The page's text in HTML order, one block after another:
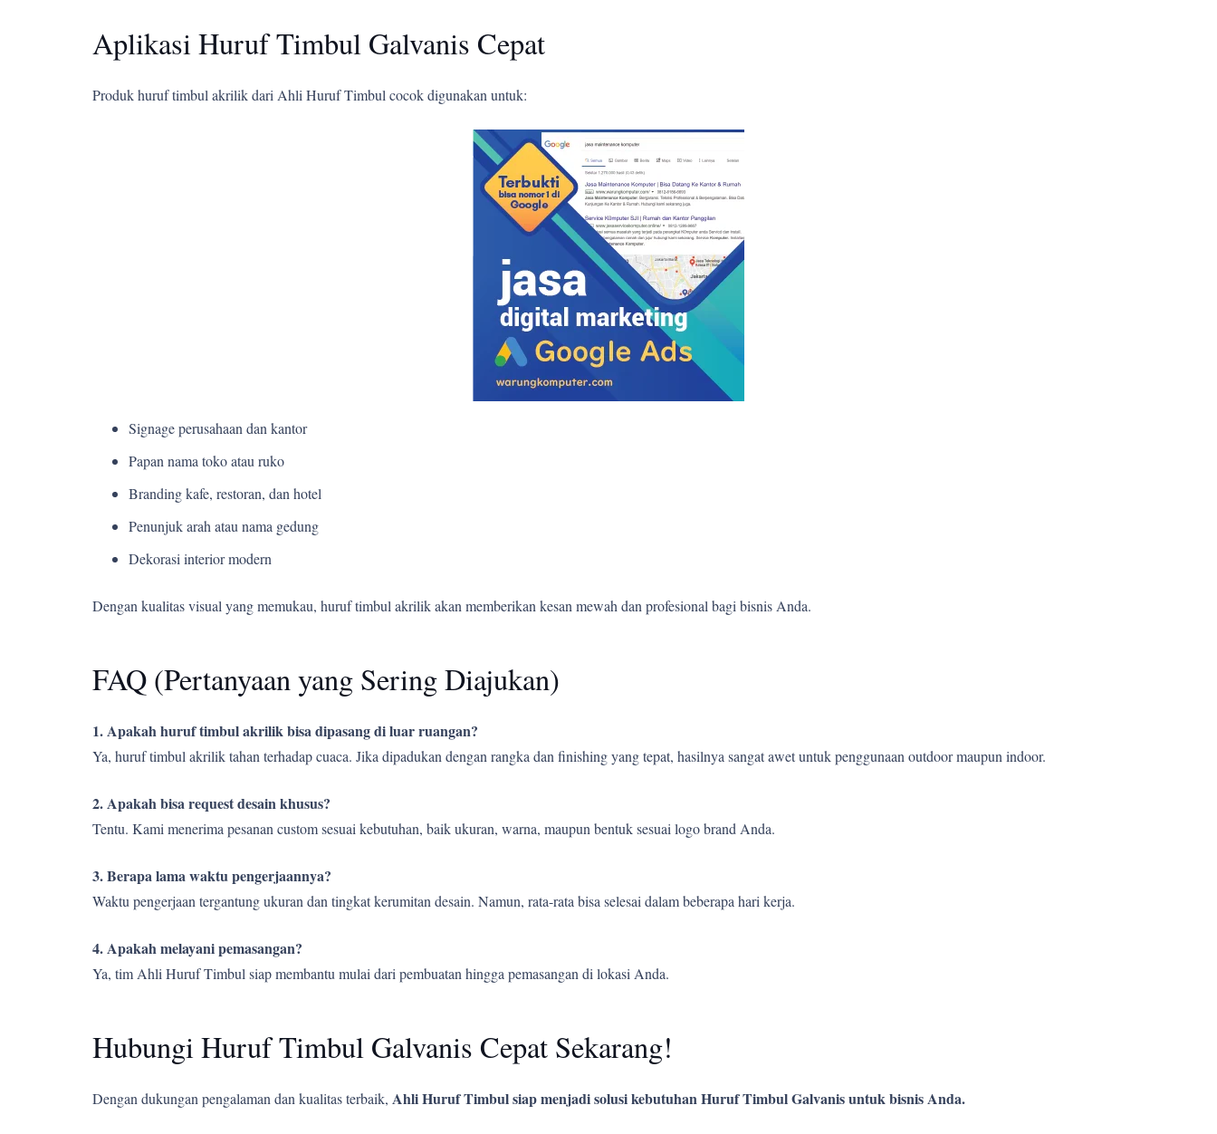
Aplikasi Huruf Timbul Galvanis Cepat
Produk huruf timbul akrilik dari Ahli Huruf Timbul cocok digunakan untuk:
Signage perusahaan dan kantor
Papan nama toko atau ruko
Branding kafe, restoran, dan hotel
Penunjuk arah atau nama gedung
Dekorasi interior modern
Dengan kualitas visual yang memukau, huruf timbul akrilik akan memberikan kesan mewah dan profesional bagi bisnis Anda.
FAQ (Pertanyaan yang Sering Diajukan)
1. Apakah huruf timbul akrilik bisa dipasang di luar ruangan?
Ya, huruf timbul akrilik tahan terhadap cuaca. Jika dipadukan dengan rangka dan finishing yang tepat, hasilnya sangat awet untuk penggunaan outdoor maupun indoor.
2. Apakah bisa request desain khusus?
Tentu. Kami menerima pesanan custom sesuai kebutuhan, baik ukuran, warna, maupun bentuk sesuai logo brand Anda.
3. Berapa lama waktu pengerjaannya?
Waktu pengerjaan tergantung ukuran dan tingkat kerumitan desain. Namun, rata-rata bisa selesai dalam beberapa hari kerja.
4. Apakah melayani pemasangan?
Ya, tim Ahli Huruf Timbul siap membantu mulai dari pembuatan hingga pemasangan di lokasi Anda.
Hubungi Huruf Timbul Galvanis Cepat Sekarang!
Dengan dukungan pengalaman dan kualitas terbaik, Ahli Huruf Timbul siap menjadi solusi kebutuhan Huruf Timbul Galvanis untuk bisnis Anda.